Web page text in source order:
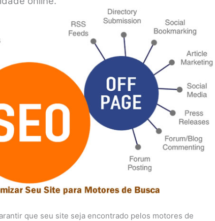
que seu site seja encontrado pelos motores de